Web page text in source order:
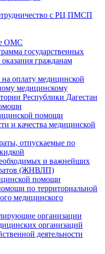
с РЦ ПМСП
ОМС
государственных
гражданам
оплату медицинской
медицинскому
Республики Дагестан
помощи
и качества медицинской
отпускаемые по
и важнейших
(ЖНВЛП)
помощи
по территориальной
медицинского
организации
организаций
деятельности